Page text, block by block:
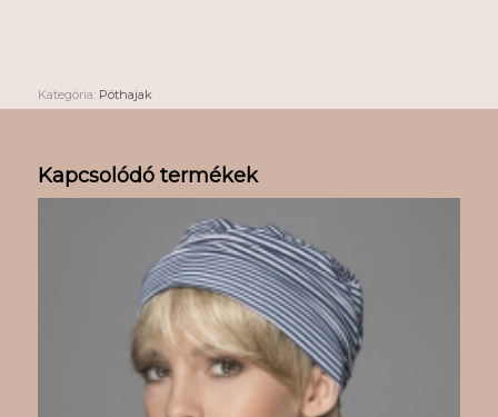
Kategória: Póthajak
Kapcsolódó termékek